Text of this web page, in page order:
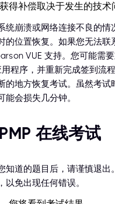
得补偿取决于发生的技术
统崩溃或网络连接不良的情
的位置恢复。如果您无法联
VUE 支持。您可能需
用程序，并重新完成签到流
的地方恢复考试。虽然考试
能会损失几分钟。
在线考试
知道的题目后，请谨慎退出
以免出现任何错误。